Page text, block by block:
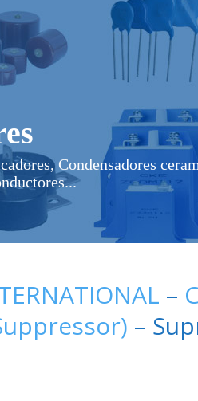
Condensadores
–
–